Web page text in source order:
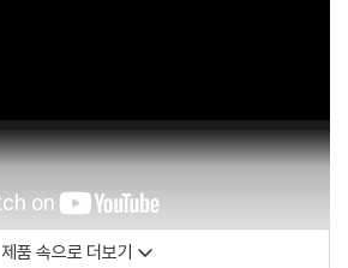
제품 속으로 더보기